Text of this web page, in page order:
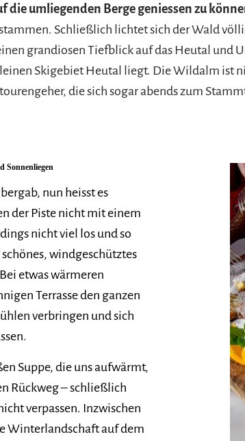
die umliegenden Berge geniessen zu
Schließlich lichtet sich der Wald
grandiosen Tiefblick auf das Heutal und
Skigebiet Heutal liegt. Die Wildalm ist
die sich sogar abends zum
Sonnenliegen
nun heisst es
der Piste nicht mit einem
nicht viel los und so
windgeschütztes
etwas wärmeren
Terrasse den ganzen
verbringen und sich
Suppe, die uns aufwärmt,
Rückweg – schließlich
verpassen. Inzwischen
Winterlandschaft auf dem